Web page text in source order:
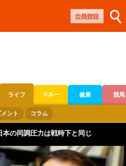
ライフ マネー 健康 競馬
ース
ント コラム
の同調圧力は戦時下と同じ